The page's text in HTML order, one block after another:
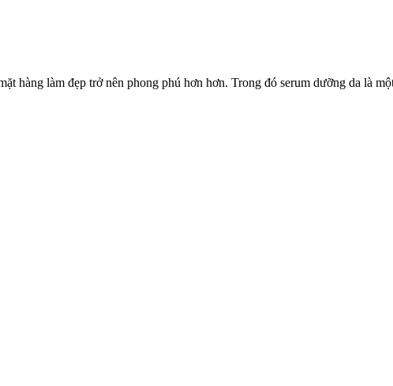
hàng làm đẹp trở nên phong phú hơn hơn. Trong đó serum dưỡng da là